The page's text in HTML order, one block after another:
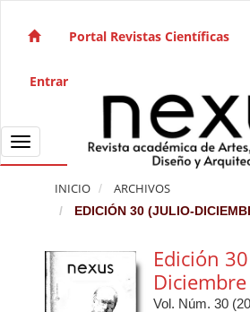
Navegación principal
Barra lateral
Portal Revistas Científicas
Entrar
Toggle navigation
INICIO ARCHIVOS
EDICIÓN 30 (JULIO-
Edición
Vol. Núm. 30